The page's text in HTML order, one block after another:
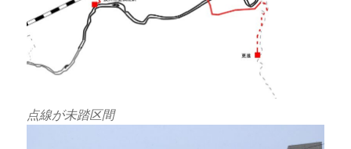
点線が未踏区間